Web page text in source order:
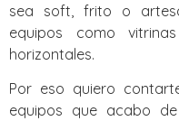
sea soft, frito o
equipos como
horizontales.
Por eso quiero
equipos que acabo